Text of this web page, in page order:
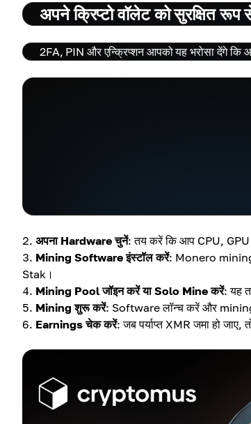
अपने क्रिप्टो वॉलेट को सुरक्षित
2FA, PIN और एन्क्रिप्शन आपको यह भरोसा देंगे
अपना Hardware चुनें: तय करें कि आप CPU,
Mining Software इंस्टॉल करें: Monero
Stak।
Mining Pool जॉइन करें या Solo Mine करें: यह
Mining शुरू करें: Software लॉन्च करें और
Earnings चेक करें: जब पर्याप्त XMR जमा हो